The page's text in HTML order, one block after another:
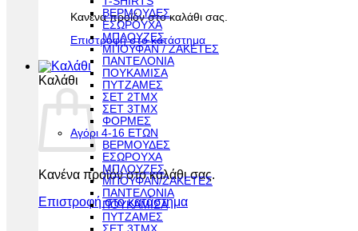
Κανένα προϊόν στο καλάθι σας.
Επιστροφή στο κατάστημα
Καλάθι
Κανένα προϊόν στο καλάθι σας.
Επιστροφή στο κατάστημα
ΒΕΡΜΟΥΔΕΣ
ΕΣΩΡΟΥΧΑ
ΜΠΛΟΥΖΕΣ
ΜΠΟΥΦΑΝ / ΖΑΚΕΤΕΣ
ΠΑΝΤΕΛΟΝΙΑ
ΠΟΥΚΑΜΙΣΑ
ΠΥΤΖΑΜΕΣ
ΣΕΤ 2ΤΜΧ
ΣΕΤ 3ΤΜΧ
ΦΟΡΜΕΣ
Αγόρι 4-16 ΕΤΩΝ
ΒΕΡΜΟΥΔΕΣ
ΕΣΩΡΟΥΧΑ
ΜΠΛΟΥΖΕΣ
ΜΠΟΥΦΑΝ/ΖΑΚΕΤΕΣ
ΠΑΝΤΕΛΟΝΙΑ
ΠΟΥΚΑΜΙΣΑ
ΠΥΤΖΑΜΕΣ